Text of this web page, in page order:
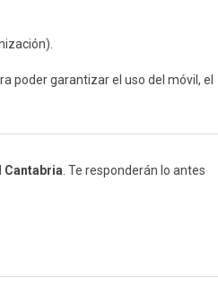
poder garantizar el uso del móvil, el
Cantabria . Te responderán lo antes